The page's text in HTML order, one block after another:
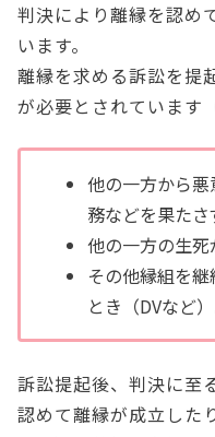
判決により離縁を認め
います。
離縁を求める訴訟を提
が必要とされています
他の一方から
務などを果たさ
他の一方の生死
その他縁組を
とき（DVなど）
訴訟提起後、判決に至
認めて離縁が成立した